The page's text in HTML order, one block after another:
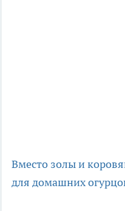
Вместо золы и
для домашних